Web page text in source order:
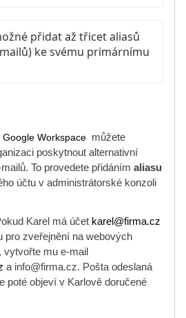
přidat až třicet aliasů
ke svému primárnímu
Google Workspace můžete
poskytnout alternativní
To provedete přidáním aliasu
účtu v administrátorské konzoli
Karel má účet karel@firma.cz
pro zveřejnění na webových
mu e-mail
a info@firma.cz. Pošta odeslaná
poté objeví v Karlově doručené